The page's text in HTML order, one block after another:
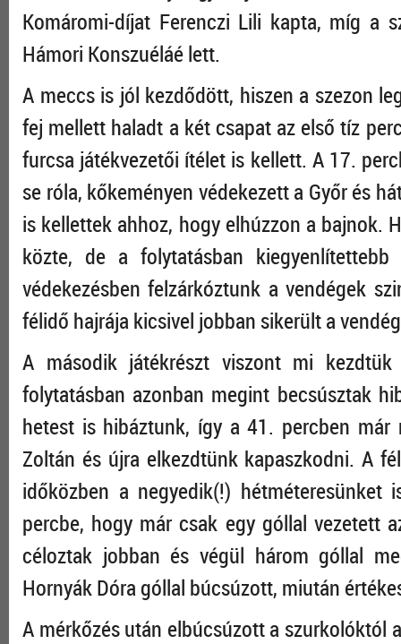
Komáromi-díjat Ferenczi Lili kapta, míg a
Hámori Konszuéláé lett.
A meccs is jól kezdődött, hiszen a szezon
fej mellett haladt a két csapat az első tíz
furcsa játékvezetői ítélet is kellett. A 17.
se róla, kőkeményen védekezett a Győr és
is kellettek ahhoz, hogy elhúzzon a
közte, de a folytatásban
védekezésben felzárkóztunk a vendégek
félidő hajrája kicsivel jobban sikerült a
A második játékrészt viszont mi
folytatásban azonban megint becsúsztak
hetest is hibáztunk, így a 41. percben
Zoltán és újra elkezdtünk kapaszkodni. A
időközben a negyedik(!)
percbe, hogy már csak egy góllal vezetett
céloztak jobban és végül három góllal
Hornyák Dóra góllal búcsúzott, miután
A mérkőzés után elbúcsúzott a szurkolóktól